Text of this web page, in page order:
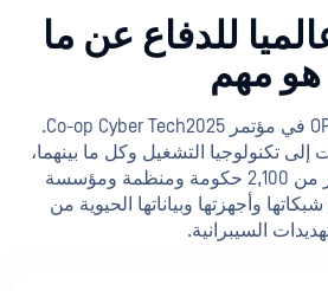
للدفاع عن ما
هو مهم
سنقدم «الميزة OPSWAT في مؤتمر Co-op Cyber Tech 2025.
إلى تكنولوجيا التشغيل وكل ما بينهما،
اكتشف لماذا يثق أكثر من 2,100 حكومة ومنظمة ومؤسسة
حول العالم OPSWAT شبكاتها وأجهزتها وبياناتها الحيوية من
السيبرانية.